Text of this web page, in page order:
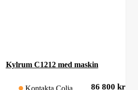
Kylrum C1212 med maskin
Kontakta Colia 86 800 kr